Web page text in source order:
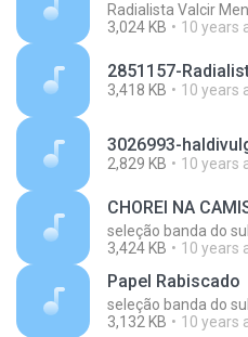
Radialista Valcir
3,024 KB
10 years
3,418 KB 10 years
3026993-
2,829 KB 10 years
CHOREI NA
seleção banda do sul
3,424 KB
10 years
Papel Rabiscado
seleção banda do sul
3,132 KB
10 years